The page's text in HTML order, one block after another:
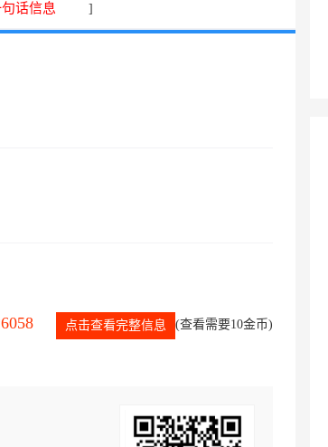
话信息 ]
点击查看完整信息 (查看需要10金币)